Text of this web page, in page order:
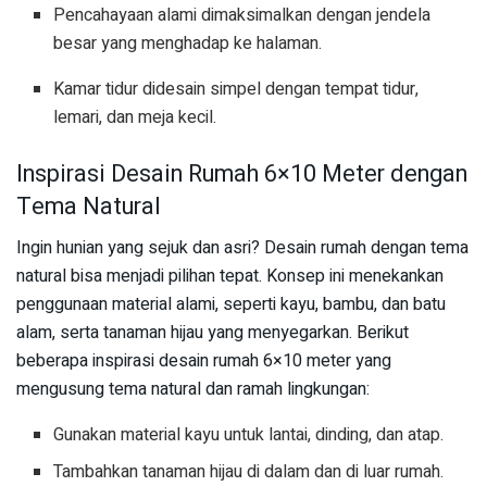
Pencahayaan alami dimaksimalkan dengan jendela
besar yang menghadap ke halaman.
Kamar tidur didesain simpel dengan tempat tidur,
lemari, dan meja kecil.
Inspirasi Desain Rumah 6×10 Meter dengan
Tema Natural
Ingin hunian yang sejuk dan asri? Desain rumah dengan tema
natural bisa menjadi pilihan tepat. Konsep ini menekankan
penggunaan material alami, seperti kayu, bambu, dan batu
alam, serta tanaman hijau yang menyegarkan. Berikut
beberapa inspirasi desain rumah 6×10 meter yang
mengusung tema natural dan ramah lingkungan:
Gunakan material kayu untuk lantai, dinding, dan atap.
Tambahkan tanaman hijau di dalam dan di luar rumah.